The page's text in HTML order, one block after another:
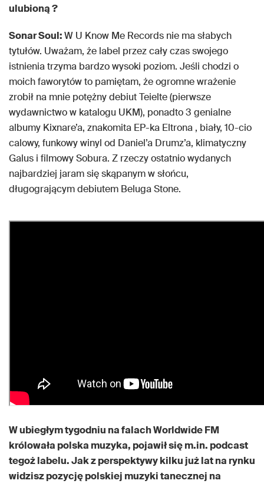
ulubioną ?
Sonar Soul:W U Know Me Records nie ma słabych
tytułów. Uważam, że label przez cały czas swojego
istnienia trzyma bardzo wysoki poziom. Jeśli chodzi o
moich faworytów to pamiętam, że ogromne wrażenie
zrobił na mnie potężny debiut Teielte (pierwsze
wydawnictwo w katalogu UKM), ponadto 3 genialne
albumy Kixnare’a, znakomita EP-ka Eltrona , biały, 10-cio
calowy, funkowy winyl od Daniel’a Drumz’a, klimatyczny
Galus i filmowy Sobura. Z rzeczy ostatnio wydanych
najbardziej jaram się skąpanym w słońcu,
długogrającym debiutem Beluga Stone.
W ubiegłym tygodniu na falach Worldwide FM
królowała polska muzyka, pojawił się m.in. podcast
tegoż labelu. Jak z perspektywy kilku już lat na rynku
widzisz pozycję polskiej muzyki tanecznej na